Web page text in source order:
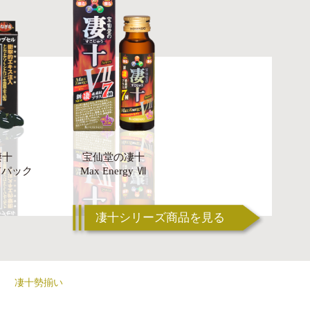
十
ック
宝仙堂の凄十
Max Energy Ⅶ
凄十シリーズ商品を見る
凄十勢揃い